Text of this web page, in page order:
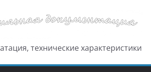
технические характеристики